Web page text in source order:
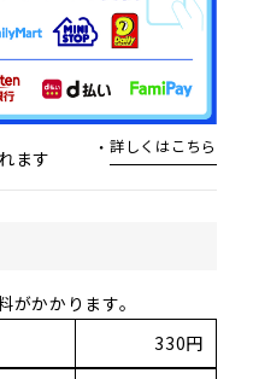
ます
詳しくはこちら
かかります。
330円